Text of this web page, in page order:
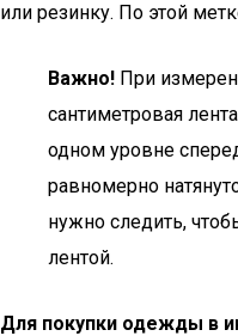
или резинку. По этой
Важно! При
сантиметровая
одном уровне
равномерно
нужно следить,
лентой.
Для покупки одежды в